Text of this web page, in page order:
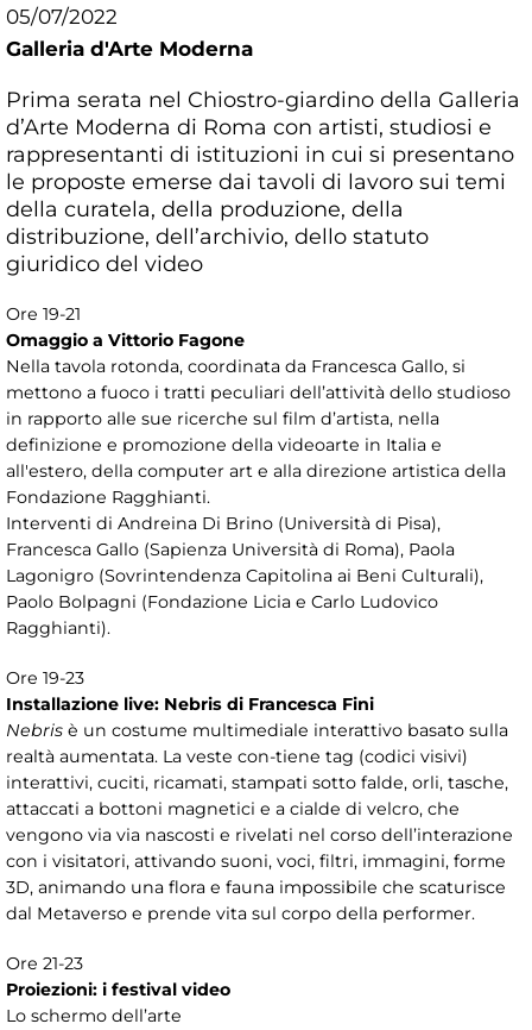
05/07/2022
Galleria d'Arte Moderna
Prima serata nel Chiostro-giardino della Galleria
d’Arte Moderna di Roma con artisti, studiosi e
rappresentanti di istituzioni in cui si presentano
le proposte emerse dai tavoli di lavoro sui temi
della curatela, della produzione, della
distribuzione, dell’archivio, dello statuto
giuridico del video
Ore 19-21
Omaggio a Vittorio Fagone
Nella tavola rotonda, coordinata da Francesca Gallo, si
mettono a fuoco i tratti peculiari dell’attività dello studioso
in rapporto alle sue ricerche sul film d’artista, nella
definizione e promozione della videoarte in Italia e
all'estero, della computer art e alla direzione artistica della
Fondazione Ragghianti.
Interventi di Andreina Di Brino (Università di Pisa),
Francesca Gallo (Sapienza Università di Roma), Paola
Lagonigro (Sovrintendenza Capitolina ai Beni Culturali),
Paolo Bolpagni (Fondazione Licia e Carlo Ludovico
Ragghianti).
Ore 19-23
Installazione live: Nebris di Francesca Fini
Nebris è un costume multimediale interattivo basato sulla
realtà aumentata. La veste con-tiene tag (codici visivi)
interattivi, cuciti, ricamati, stampati sotto falde, orli, tasche,
attaccati a bottoni magnetici e a cialde di velcro, che
vengono via via nascosti e rivelati nel corso dell’interazione
con i visitatori, attivando suoni, voci, filtri, immagini, forme
3D, animando una flora e fauna impossibile che scaturisce
dal Metaverso e prende vita sul corpo della performer.
Ore 21-23
Proiezioni: i festival video
Lo schermo dell’arte